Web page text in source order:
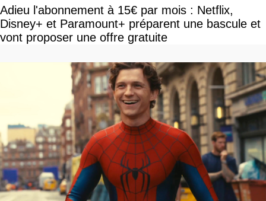
Adieu l'abonnement à 15€ par mois : Netflix,
Disney+ et Paramount+ préparent une bascule et
vont proposer une offre gratuite